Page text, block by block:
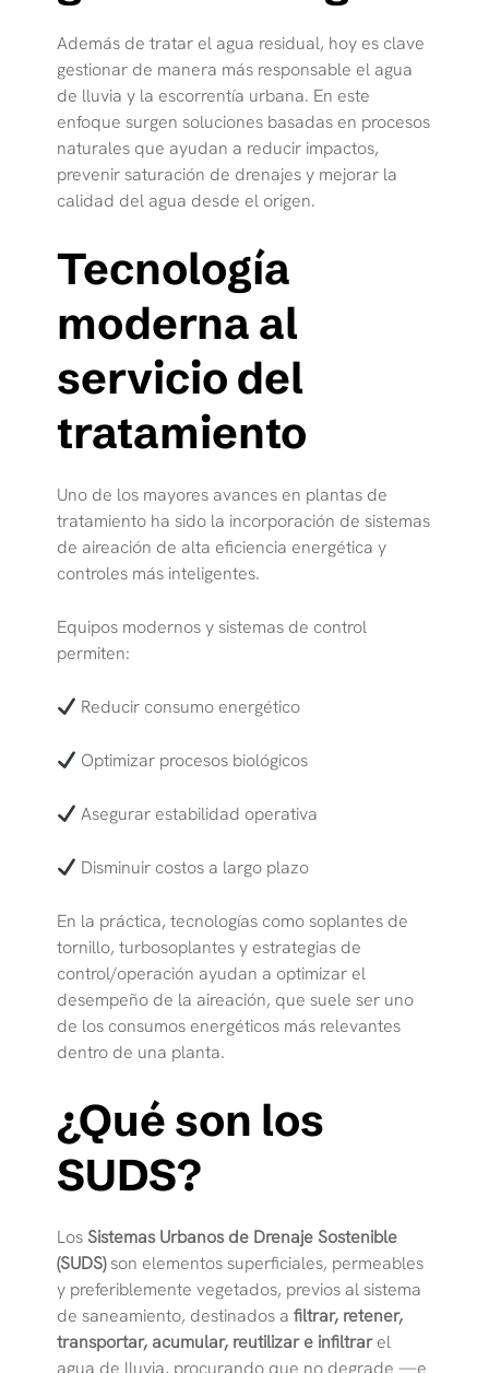
Además de tratar el agua residual, hoy es clave
gestionar de manera más responsable el agua
de lluvia y la escorrentía urbana. En este
enfoque surgen soluciones basadas en procesos
naturales que ayudan a reducir impactos,
prevenir saturación de drenajes y mejorar la
calidad del agua desde el origen.
Tecnología
moderna al
servicio del
tratamiento
Uno de los mayores avances en plantas de
tratamiento ha sido la incorporación de sistemas
de aireación de alta eficiencia energética y
controles más inteligentes.
Equipos modernos y sistemas de control
permiten:
Reducir consumo energético
Optimizar procesos biológicos
Asegurar estabilidad operativa
Disminuir costos a largo plazo
En la práctica, tecnologías como soplantes de
tornillo, turbosoplantes y estrategias de
control/operación ayudan a optimizar el
desempeño de la aireación, que suele ser uno
de los consumos energéticos más relevantes
dentro de una planta.
¿Qué son los
SUDS?
LosSistemas Urbanos de Drenaje Sostenible
(SUDS)son elementos superficiales, permeables
y preferiblemente vegetados, previos al sistema
de saneamiento, destinados a filtrar, retener,
transportar, acumular, reutilizar e infiltrarel
agua de lluvia, procurando que no degrade —e